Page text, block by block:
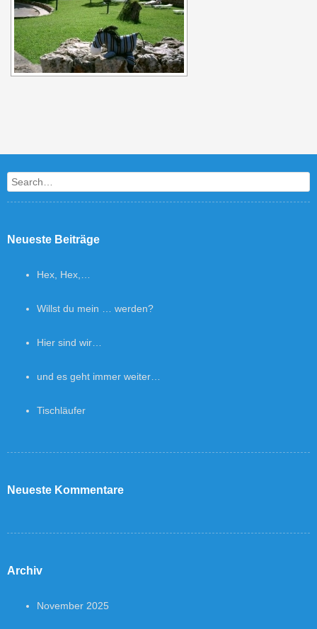
Search
Neueste Beiträge
Hex, Hex,…
Willst du mein … werden?
Hier sind wir…
und es geht immer weiter…
Tischläufer
Neueste Kommentare
Archiv
November 2025